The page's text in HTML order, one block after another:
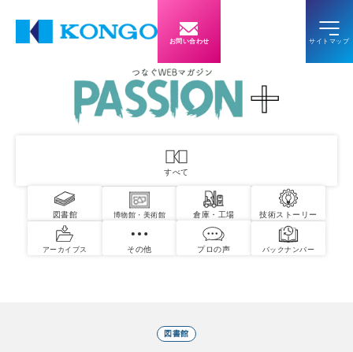
お問い合わせ
すべて
図書館 博物館・美術館 倉庫・工場 技術ストーリー
アーカイブス その他 プロの声 バックナンバー
図書館